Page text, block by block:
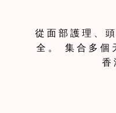
從面部護理、
全。 集合多個
香